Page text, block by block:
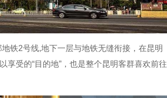
铁2号线,地下一层与地铁无缝衔接，在昆明
受的“目的地”，也是整个昆明客群喜欢前往